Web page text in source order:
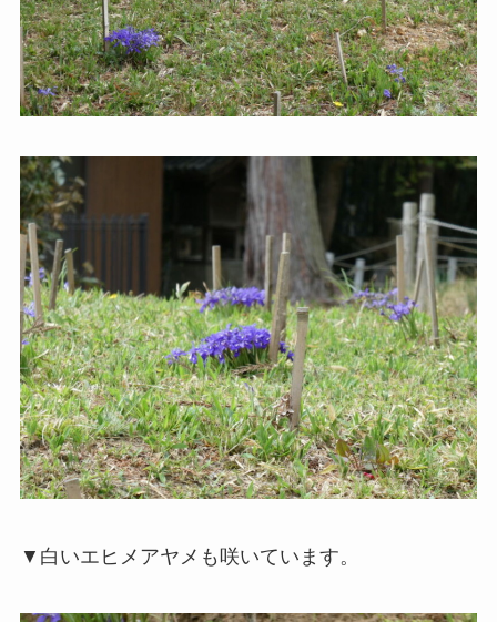
▼白いエヒメアヤメも咲いています。